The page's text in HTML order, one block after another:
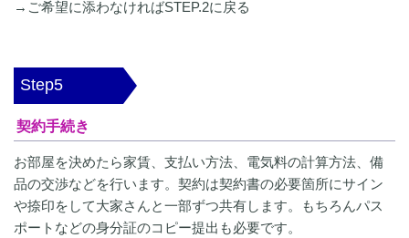
→ご希望に添わなければSTEP.2に戻る
Step5
契約手続き
お部屋を決めたら家賃、支払い方法、電気料の計算方法、備
品の交渉などを行います。契約は契約書の必要箇所にサイン
や捺印をして大家さんと一部ずつ共有します。もちろんパス
ポートなどの身分証のコピー提出も必要です。